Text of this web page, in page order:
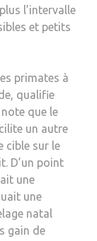
l’intervalle
et petits
primates à
qualifie
que le
un autre
cible sur le
D’un point
une
une
natal
gain de